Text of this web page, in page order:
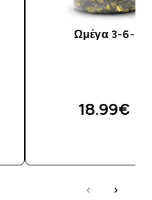
Ωμέγα 3-6-9
18.99€‎